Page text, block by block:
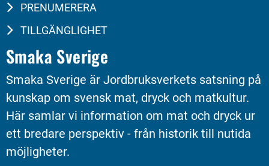
PRENUMERERA
TILLGÄNGLIGHET
Smaka Sverige
Smaka Sverige är Jordbruksverkets satsning på
kunskap om svensk mat, dryck och matkultur.
Här samlar vi information om mat och dryck ur
ett bredare perspektiv - från historik till nutida
möjligheter.